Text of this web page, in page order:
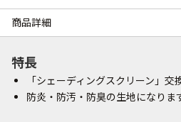
商品詳細
特長
「シェーディングスクリーン」交
防炎・防汚・防臭の生地になりま